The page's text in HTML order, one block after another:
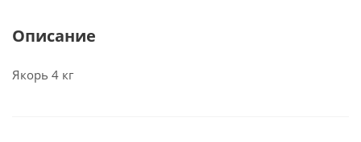
Описание
Якорь 4 кг